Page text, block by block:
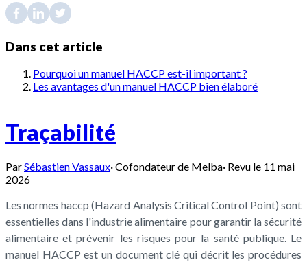
Dans cet article
Pourquoi un manuel HACCP est-il important ?
Les avantages d'un manuel HACCP bien élaboré
Traçabilité
ParSébastien Vassaux·Cofondateur de Melba· Revu le 11 mai
2026
Les normes haccp (Hazard Analysis Critical Control Point) sont
essentielles dans l'industrie alimentaire pour garantir la sécurité
alimentaire et prévenir les risques pour la santé publique. Le
manuel HACCP est un document clé qui décrit les procédures